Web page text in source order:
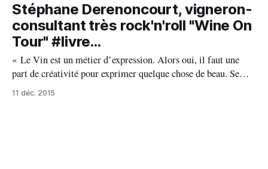
Stéphane Derenoncourt, vigneron-
consultant très rock'n'roll "Wine On
Tour" #livre...
« Le Vin est un métier d’expression. Alors oui, il faut une
part de créativité pour exprimer quelque chose de beau. Se
sentir libre aussi. » Stephane Derenoncourt D’abord il y a
11 déc. 2015